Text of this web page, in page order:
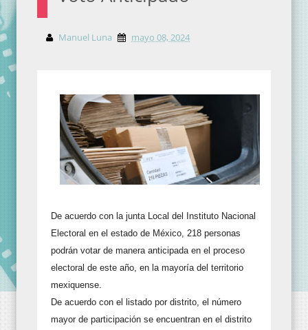
Manuel Luna mayo 08, 2024
De acuerdo con la junta Local del Instituto Nacional
Electoral en el estado de México, 218 personas
podrán votar de manera anticipada en el proceso
electoral de este año, en la mayoría del territorio
mexiquense.
De acuerdo con el listado por distrito, el número
mayor de participación se encuentran en el distrito